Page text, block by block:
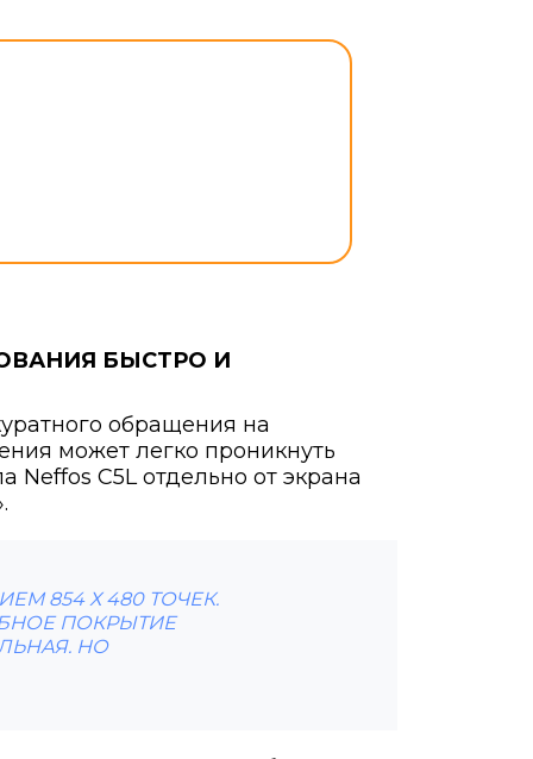
БЫСТРО И
обращения на
может легко проникнуть
C5L отдельно от экрана
854 Х 480 ТОЧЕК.
ПОКРЫТИЕ
НО